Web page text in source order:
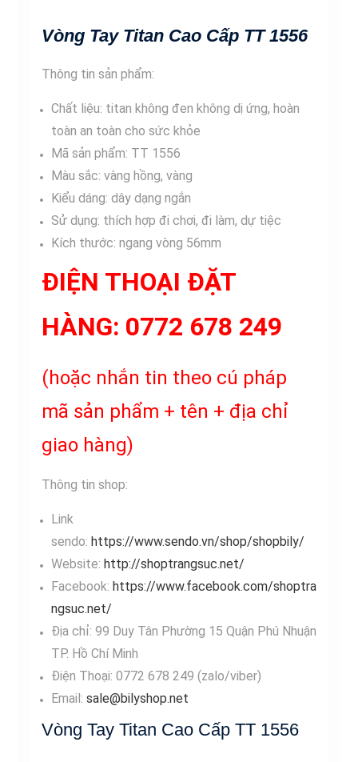
Vòng Tay Titan Cao Cấp TT 1556
Thông tin sản phẩm:
Chất liệu: titan không đen không dị ứng, hoàn
toàn an toàn cho sức khỏe
Mã sản phẩm: TT 1556
Màu sắc: vàng hồng, vàng
Kiểu dáng: dây dạng ngắn
Sử dụng: thích hợp đi chơi, đi làm, dự tiệc
Kích thước: ngang vòng 56mm
ĐIỆN THOẠI ĐẶT
HÀNG: 0772 678 249
(hoặc nhắn tin theo cú pháp
mã sản phẩm + tên + địa chỉ
giao hàng)
Thông tin shop:
Link
sendo: https://www.sendo.vn/shop/shopbily/
Website: http://shoptrangsuc.net/
Facebook: https://www.facebook.com/shoptra
ngsuc.net/
Địa chỉ: 99 Duy Tân Phường 15 Quận Phú Nhuận
TP. Hồ Chí Minh
Điện Thoại: 0772 678 249 (zalo/viber)
Email: sale@bilyshop.net
Vòng Tay Titan Cao Cấp TT 1556